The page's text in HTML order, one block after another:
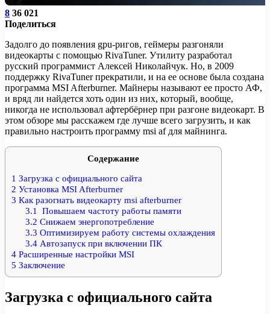
8 36 021
Поделиться
Задолго до появления gpu-ригов, геймеры разгоняли
видеокарты с помощью RivaTuner. Утилиту разработал
русский программист Алексей Николайчук. Но, в 2009
поддержку RivaTuner прекратили, и на ее основе была создана
программа MSI Afterburner. Майнеры называют ее просто АФ,
и вряд ли найдется хоть один из них, который, вообще,
никогда не использовал афтербёрнер при разгоне видеокарт. В
этом обзоре мы расскажем где лучше всего загрузить, и как
правильно настроить программу msi af для майнинга.
Содержание
1 Загрузка c официального сайта
2 Установка MSI Afterburner
3 Как разогнать видеокарту msi afterburner
3.1
Повышаем частоту работы памяти
3.2 Снижаем энергопотребление
3.3 Оптимизируем работу системы охлаждения
3.4Автозапуск при включении ПК
4 Расширенные настройки MSI
5 Заключение
Загрузка c официального сайта